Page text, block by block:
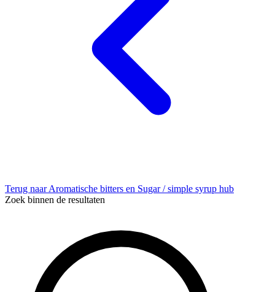
Terug naar Aromatische bitters en Sugar / simple syrup hub
Zoek binnen de resultaten